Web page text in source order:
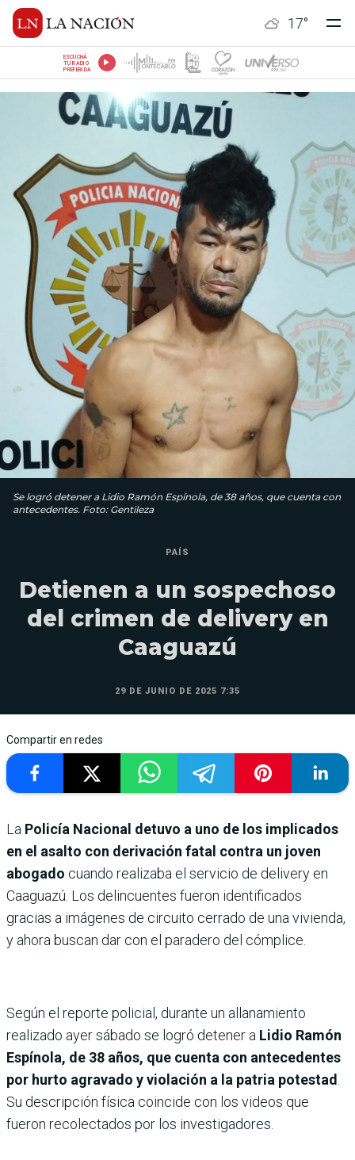
17°
ESCUCHÁ
TU RADIO
PREFERIDA
Se logró detener a Lidio Ramón Espínola, de 38 años, que cuenta con
antecedentes. Foto: Gentileza
PAÍS
Detienen a un sospechoso
del crimen de delivery en
Caaguazú
29 DE JUNIO DE 2025 7:35
Compartir en redes
La Policía Nacional detuvo a uno de los implicados
en el asalto con derivación fatal contra un joven
abogado cuando realizaba el servicio de delivery en
Caaguazú. Los delincuentes fueron identificados
gracias a imágenes de circuito cerrado de una vivienda,
y ahora buscan dar con el paradero del cómplice.
Según el reporte policial, durante un allanamiento
realizado ayer sábado se logró detener a Lidio Ramón
Espínola, de 38 años, que cuenta con antecedentes
por hurto agravado y violación a la patria potestad.
Su descripción física coincide con los videos que
fueron recolectados por los investigadores.